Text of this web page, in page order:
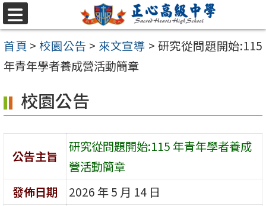
跳至主要內容區
選
單
首頁 >校園公告 > 來文宣導 > 研究從問題開始:115
年青年學者養成營活動簡章
校園公告
公告主旨
研究從問題開始:115 年青年學者養成
營活動簡章
發佈日期
2026 年 5 月 14 日